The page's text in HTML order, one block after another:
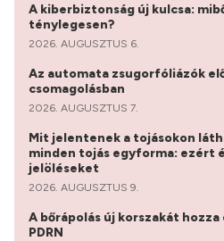
A kiberbiztonság új kulcsa:
ténylegesen?
2026. AUGUSZTUS 6.
Az automata zsugorfóliázók
csomagolásban
2026. AUGUSZTUS 7.
Mit jelentenek a tojásokon
minden tojás egyforma: ezért
jelöléseket
2026. AUGUSZTUS 9.
A bőrápolás új korszakát
PDRN